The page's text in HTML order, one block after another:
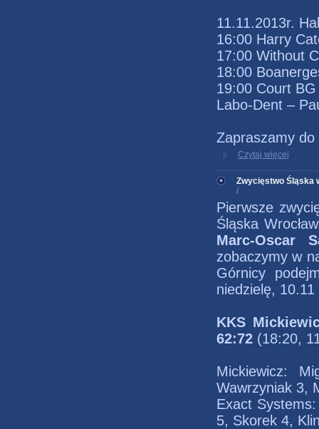
11.11.2013r.
16:00 Harry
17:00 Without
18:00
19:00 Court
Labo-Dent –
Zapraszamy
Czytaj więcej
Zwycięstwo Śląska
/
Pierwsze
Śląska
Marc-Oscar
zobaczymy w
Górnicy
niedzielę,
KKS
62:72 (18:20,
Mickiewicz:
Wawrzyniak 3,
Exact
5, Skorek 4,